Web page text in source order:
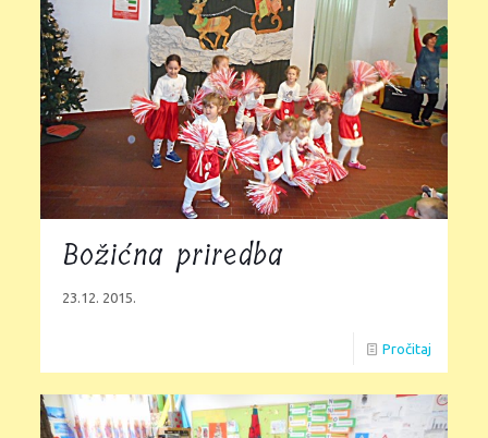
Božićna priredba
23.12. 2015.
Pročitaj